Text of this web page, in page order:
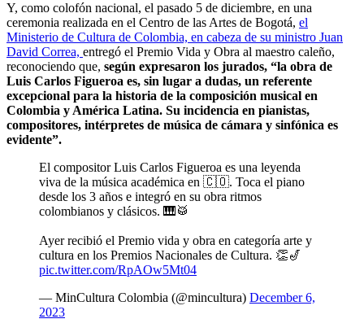
Y, como colofón nacional, el pasado 5 de diciembre, en una
ceremonia realizada en el Centro de las Artes de Bogotá, el
Ministerio de Cultura de Colombia, en cabeza de su ministro Juan
David Correa, entregó el Premio Vida y Obra al maestro caleño,
reconociendo que, según expresaron los jurados, “la obra de
Luis Carlos Figueroa es, sin lugar a dudas, un referente
excepcional para la historia de la composición musical en
Colombia y América Latina. Su incidencia en pianistas,
compositores, intérpretes de música de cámara y sinfónica es
evidente”.
El compositor Luis Carlos Figueroa es una leyenda
viva de la música académica en 🇨🇴. Toca el piano
desde los 3 años e integró en su obra ritmos
colombianos y clásicos. 🎹🥁
Ayer recibió el Premio vida y obra en categoría arte y
cultura en los Premios Nacionales de Cultura. 👏🎷
pic.twitter.com/RpAOw5Mt04
— MinCultura Colombia (@mincultura) December 6,
2023